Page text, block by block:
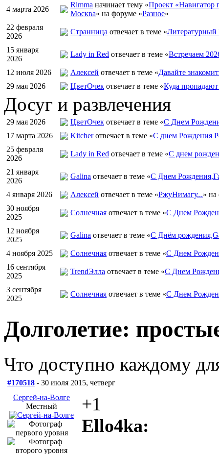
4 марта 2026
Rimma начинает тему «Проект «Навигатор
Москва» на форуме «Разное»
22 февраля
2026
Странница отвечает в теме «Литературный
15 января
2026
Lady in Red отвечает в теме «Встречаем
12 июля 2026 Алексей отвечает в теме «Давайте
29 мая 2026
ЦветOчек отвечает в теме «Куда
Досуг и развлечения
29 мая 2026 ЦветOчек отвечает в теме «С Днем
17 марта 2026
Kitcherотвечает в теме «С днем Рождения
25 февраля
2026
Lady in Red отвечает в теме «С днем
21 января
2026
Galina отвечает в теме «С Днем
4 января 2026 Алексей отвечает в теме «РжуНимагу...» на
30 ноября
2025
Солнечная отвечает в теме «С Днем
12 ноября
2025
Galina отвечает в теме «С Днём
4 ноября 2025 Солнечная отвечает в теме «С Днем
16 сентября
2025
TrendЭлла отвечает в теме «С Днем
3 сентября
2025
Солнечная отвечает в теме «С Днем
Долголетие:
Что доступно каждому
#170518 - 30 июля 2015, четверг
Сергей-на-Волге
Местный
+1
Ello4ka: